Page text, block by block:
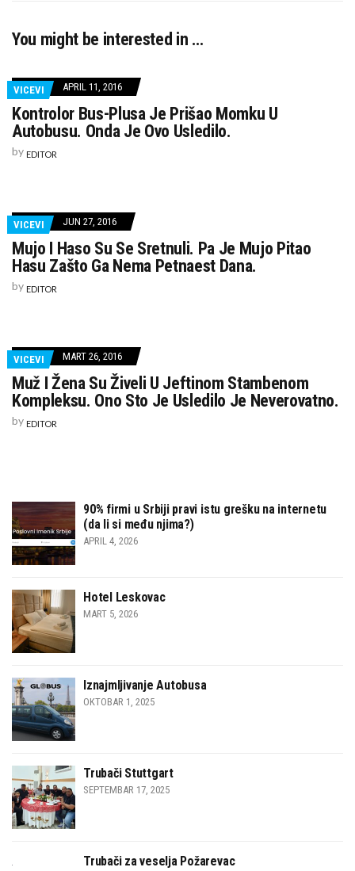
You might be interested in …
VICEVI APRIL 11, 2016
Kontrolor Bus-Plusa Je Prišao Momku U
Autobusu. Onda Je Ovo Usledilo.
by EDITOR
VICEVI JUN 27, 2016
Mujo I Haso Su Se Sretnuli. Pa Je Mujo Pitao
Hasu Zašto Ga Nema Petnaest Dana.
by EDITOR
VICEVI MART 26, 2016
Muž I Žena Su Živeli U Jeftinom Stambenom
Kompleksu. Ono Sto Je Usledilo Je Neverovatno.
by EDITOR
90% firmi u Srbiji pravi istu grešku na internetu
(da li si među njima?)
APRIL 4, 2026
Hotel Leskovac
MART 5, 2026
Iznajmljivanje Autobusa
OKTOBAR 1, 2025
Trubači Stuttgart
SEPTEMBAR 17, 2025
Trubači za veselja Požarevac